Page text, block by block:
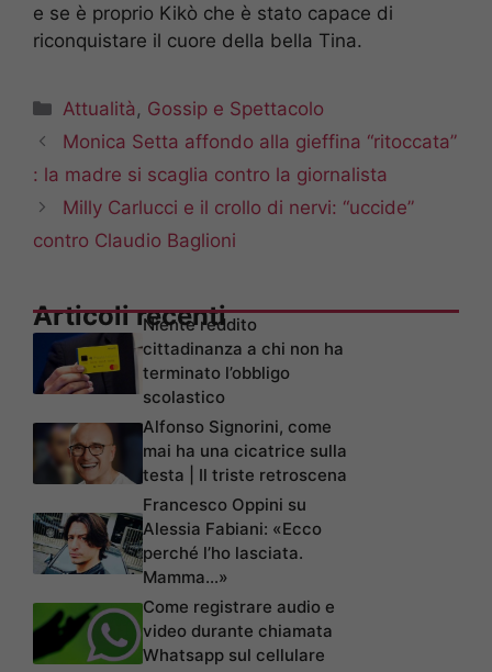
e se è proprio Kikò che è stato capace di
riconquistare il cuore della bella Tina.
Categorie
Attualità , Gossip e Spettacolo
Monica Setta affondo alla gieffina “ritoccata”
: la madre si scaglia contro la giornalista
Milly Carlucci e il crollo di nervi: “uccide”
contro Claudio Baglioni
Articoli recenti
Niente reddito
cittadinanza a chi non ha
terminato l’obbligo
scolastico
Alfonso Signorini, come
mai ha una cicatrice sulla
testa | Il triste retroscena
Francesco Oppini su
Alessia Fabiani: «Ecco
perché l’ho lasciata.
Mamma…»
Come registrare audio e
video durante chiamata
Whatsapp sul cellulare